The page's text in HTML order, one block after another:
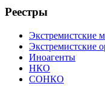
Реестры
Экстремистские
Экстремистские
Иноагенты
НКО
СОНКО